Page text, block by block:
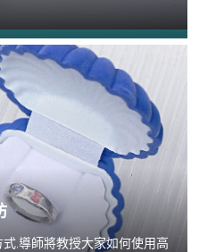
,導師將教授大家如何使用高